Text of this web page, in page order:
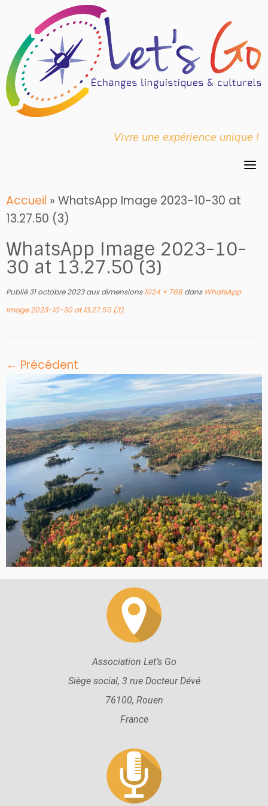
content
Vivre une expérience unique !
Accueil » WhatsApp Image 2023-10-30 at
13.27.50 (3)
WhatsApp Image 2023-10-
30 at 13.27.50 (3)
Publié 31 octobre 2023aux dimensions1024 × 768dansWhatsApp
Image 2023-10-30 at 13.27.50 (3).
← Précédent
Association Let’s Go
Siège social, 3 rue Docteur Dévé
76100, Rouen
France